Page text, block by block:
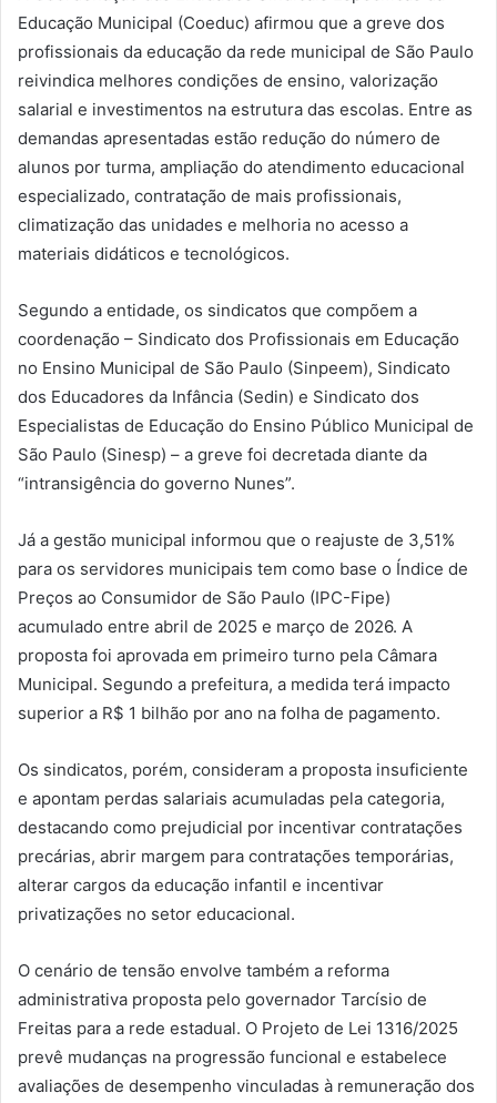
Educação Municipal (Coeduc) afirmou que a greve dos
profissionais da educação da rede municipal de São Paulo
reivindica melhores condições de ensino, valorização
salarial e investimentos na estrutura das escolas. Entre as
demandas apresentadas estão redução do número de
alunos por turma, ampliação do atendimento educacional
especializado, contratação de mais profissionais,
climatização das unidades e melhoria no acesso a
materiais didáticos e tecnológicos.
Segundo a entidade, os sindicatos que compõem a
coordenação – Sindicato dos Profissionais em Educação
no Ensino Municipal de São Paulo (Sinpeem), Sindicato
dos Educadores da Infância (Sedin) e Sindicato dos
Especialistas de Educação do Ensino Público Municipal de
São Paulo (Sinesp) – a greve foi decretada diante da
“intransigência do governo Nunes”.
Já a gestão municipal informou que o reajuste de 3,51%
para os servidores municipais tem como base o Índice de
Preços ao Consumidor de São Paulo (IPC-Fipe)
acumulado entre abril de 2025 e março de 2026. A
proposta foi aprovada em primeiro turno pela Câmara
Municipal. Segundo a prefeitura, a medida terá impacto
superior a R$ 1 bilhão por ano na folha de pagamento.
Os sindicatos, porém, consideram a proposta insuficiente
e apontam perdas salariais acumuladas pela categoria,
destacando como prejudicial por incentivar contratações
precárias, abrir margem para contratações temporárias,
alterar cargos da educação infantil e incentivar
privatizações no setor educacional.
O cenário de tensão envolve também a reforma
administrativa proposta pelo governador Tarcísio de
Freitas para a rede estadual. O Projeto de Lei 1316/2025
prevê mudanças na progressão funcional e estabelece
avaliações de desempenho vinculadas à remuneração dos